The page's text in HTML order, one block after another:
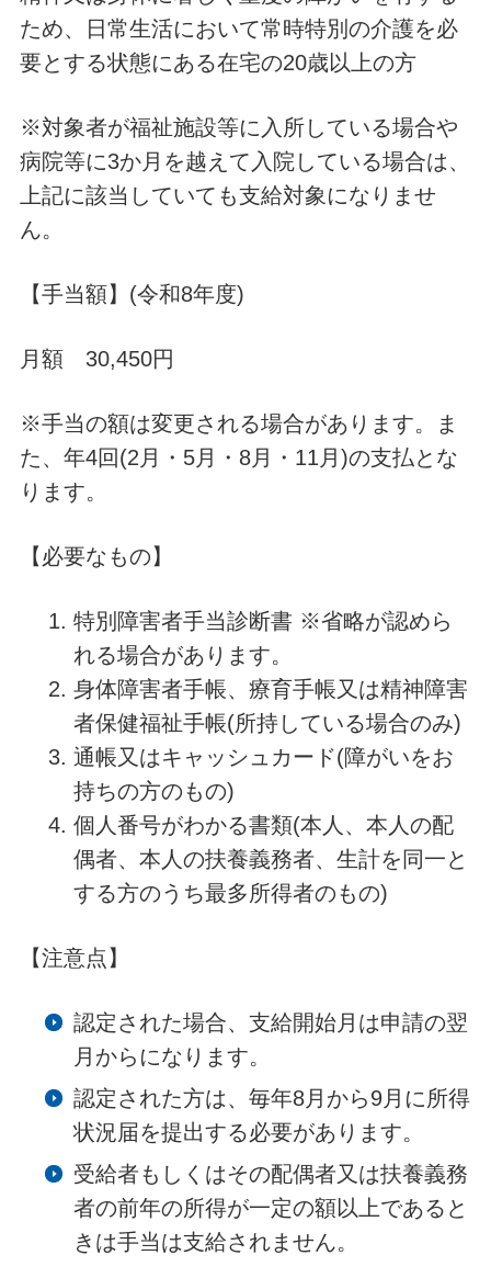
ため、日常生活において常時特別の介護を必
要とする状態にある在宅の20歳以上の方
※対象者が福祉施設等に入所している場合や
病院等に3か月を越えて入院している場合は、
上記に該当していても支給対象になりませ
ん。
【手当額】(令和8年度)
月額 30,450円
※手当の額は変更される場合があります。ま
た、年4回(2月・5月・8月・11月)の支払とな
ります。
【必要なもの】
特別障害者手当診断書 ※省略が認めら
れる場合があります。
身体障害者手帳、療育手帳又は精神障害
者保健福祉手帳(所持している場合のみ)
通帳又はキャッシュカード(障がいをお
持ちの方のもの)
個人番号がわかる書類(本人、本人の配
偶者、本人の扶養義務者、生計を同一と
する方のうち最多所得者のもの)
【注意点】
認定された場合、支給開始月は申請の翌
月からになります。
認定された方は、毎年8月から9月に所得
状況届を提出する必要があります。
受給者もしくはその配偶者又は扶養義務
者の前年の所得が一定の額以上であると
きは手当は支給されません。